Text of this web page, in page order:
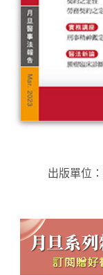
出版單位：